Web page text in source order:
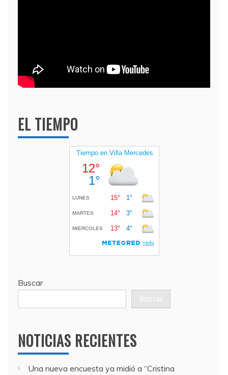
EL TIEMPO
Buscar
Buscar
NOTICIAS RECIENTES
Una nueva encuesta ya midió a “Cristina